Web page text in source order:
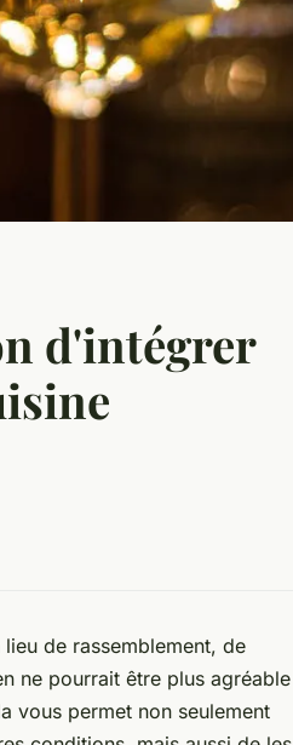
d'intégrer
de rassemblement, de
ne pourrait être plus agréable
vous permet non seulement